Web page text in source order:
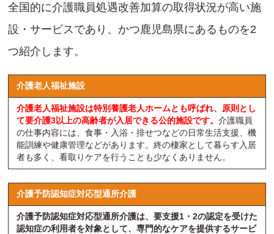
全国的に介護職員処遇改善加算の取得状況が高い施
設・サービスであり、かつ鹿児島県にあるものを2
つ紹介します。
介護老人福祉施設
介護老人福祉施設は特別養護老人ホームとも呼ばれ、原則とし
て要介護3以上の高齢者が入居できる公的施設です。 介護職員
の仕事内容には、食事・入浴・排せつなどの日常生活支援、機
能訓練や健康管理などがあります。終の棲家として暮らす入居
者も多く、看取りケアを行うことも少なくありません。
介護予防認知症対応型通所介護
介護予防認知症対応型通所介護は、要支援1・2の認定を受けた
認知症の利用者を対象として、専門的なケアを提供するサービ